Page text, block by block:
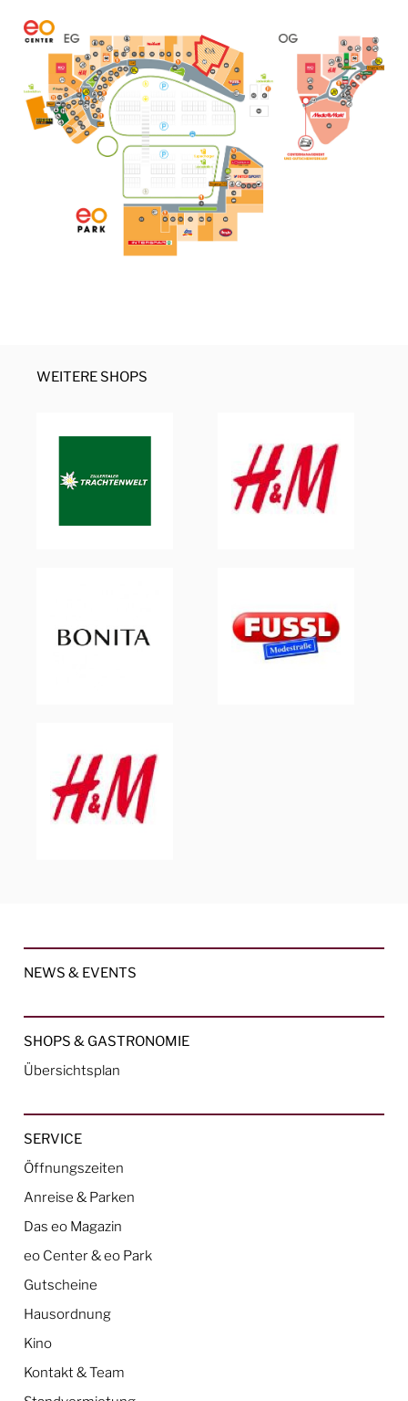
WEITERE SHOPS
NEWS & EVENTS
SHOPS & GASTRONOMIE
Übersichtsplan
SERVICE
Öffnungszeiten
Anreise & Parken
Das eo Magazin
eo Center & eo Park
Gutscheine
Hausordnung
Kino
Kontakt & Team